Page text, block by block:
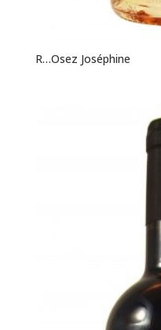
R…Osez Joséphine